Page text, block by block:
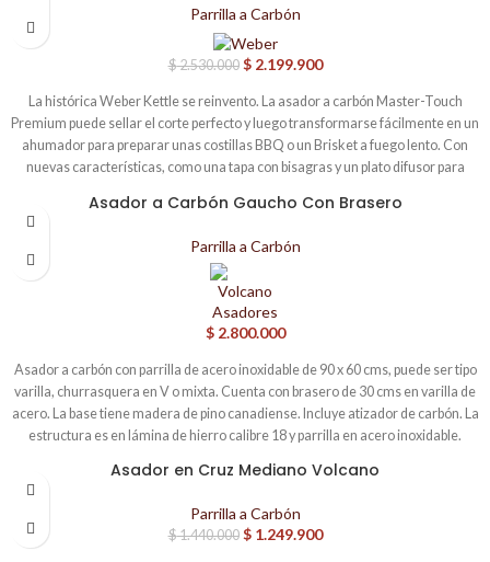
almacenamiento, un termómetro en la tapa inspirado en las insignias de los
autos de los años 50, ruedas con franjas blancas y mangos de nailon (aspecto
madera). El resultado de todos estos detalles es una experiencia de asado
clásicos de los años 50 • Guarda tus utensilios en la bandeja auxiliar, un
elemento que desapareció con los asadores Kettle de la década de 1950 •
Cuenta con un elegante termómetro en la tapa inspirado en las insignias de los
autos de los años 50 • Los mangos de nailon (aspecto madera) imitan los de los
asadores Kettle de los años 80 y 90 • Las ruedas con franjas blancas
conmemoran la era del asador Kettle (1952-2022) Cada asador Kettle incluye
un letrero metálico y un abrebotellas de edición limitada y estilo retro.
Parrilla a Carbón
$2.530.000 $2.199.900
La histórica Weber Kettle se reinvento. La asador a carbón Master-Touch
Premium puede sellar el corte perfecto y luego transformarse fácilmente en un
ahumador para preparar unas costillas BBQ o un Brisket a fuego lento. Con
nuevas características, como una tapa con bisagras y un plato difusor para
respuesta para todos los asados.
Asador a Carbón Gaucho Con Brasero
Parrilla a Carbón
$2.800.000
Asador a carbón con parrilla de acero inoxidable de 90 x 60 cms, puede ser tipo
varilla, churrasquera en V o mixta. Cuenta con brasero de 30 cms en varilla de
acero. La base tiene madera de pino canadiense. Incluye atizador de carbón. La
estructura es en lámina de hierro calibre 18 y parrilla en acero inoxidable.
-13%
Asador en Cruz Mediano Volcano
Parrilla a Carbón
$1.440.000 $1.249.900